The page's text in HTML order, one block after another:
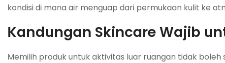
kondisi di mana air menguap dari permukaan kulit ke
Kandungan Skincare Wajib
Memilih produk untuk aktivitas luar ruangan tidak